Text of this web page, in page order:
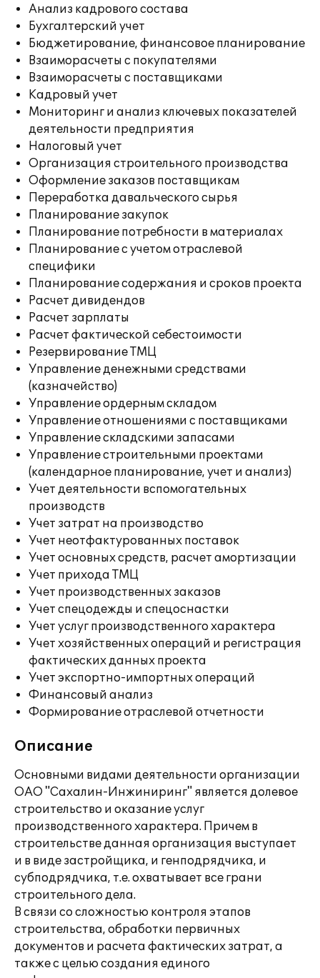
Анализ кадрового состава
Бухгалтерский учет
Бюджетирование, финансовое планирование
Взаиморасчеты с покупателями
Взаиморасчеты с поставщиками
Кадровый учет
Мониторинг и анализ ключевых показателей
деятельности предприятия
Налоговый учет
Организация строительного производства
Оформление заказов поставщикам
Переработка давальческого сырья
Планирование закупок
Планирование потребности в материалах
Планирование с учетом отраслевой
специфики
Планирование содержания и сроков проекта
Расчет дивидендов
Расчет зарплаты
Расчет фактической себестоимости
Резервирование ТМЦ
Управление денежными средствами
(казначейство)
Управление ордерным складом
Управление отношениями с поставщиками
Управление складскими запасами
Управление строительными проектами
(календарное планирование, учет и анализ)
Учет деятельности вспомогательных
производств
Учет затрат на производство
Учет неотфактурованных поставок
Учет основных средств, расчет амортизации
Учет прихода ТМЦ
Учет производственных заказов
Учет спецодежды и спецоснастки
Учет услуг производственного характера
Учет хозяйственных операций и регистрация
фактических данных проекта
Учет экспортно-импортных операций
Финансовый анализ
Формирование отраслевой отчетности
Описание
Основными видами деятельности организации
ОАО "Сахалин-Инжиниринг" является долевое
строительство и оказание услуг
производственного характера. Причем в
строительстве данная организация выступает
и в виде застройщика, и генподрядчика, и
субподрядчика, т.е. охватывает все грани
строительного дела.
В связи со сложностью контроля этапов
строительства, обработки первичных
документов и расчета фактических затрат, а
также с целью создания единого